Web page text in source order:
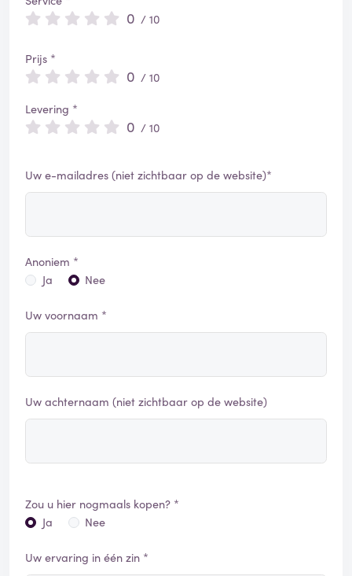
0 / 10
Prijs *
0 / 10
Levering *
0 / 10
Uw e-mailadres (niet zichtbaar op de website)*
Anoniem *
Ja
Nee
Uw voornaam *
Uw achternaam (niet zichtbaar op de website)
Zou u hier nogmaals kopen? *
Ja
Nee
Uw ervaring in één zin *